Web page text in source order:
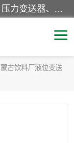
河南新瑞普测控技术有限公司主营：压力变送器、液位变送器、差压变送器、雷达料位计、电容物位计、温度显示控制仪表、电量变送器、流量计、工业自动化系统成套设备。
古饮料厂液位变送
送器